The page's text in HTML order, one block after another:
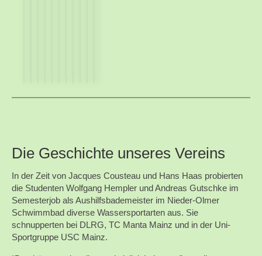
Die Geschichte unseres Vereins
In der Zeit von Jacques Cousteau und Hans Haas probierten
die Studenten Wolfgang Hempler und Andreas Gutschke im
Semesterjob als Aushilfsbademeister im Nieder-Olmer
Schwimmbad diverse Wassersportarten aus. Sie
schnupperten bei DLRG, TC Manta Mainz und in der Uni-
Sportgruppe USC Mainz.